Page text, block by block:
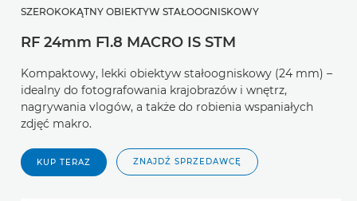
SZEROKOKĄTNY OBIEKTYW STAŁOOGNISKOWY
RF 24mm F1.8 MACRO IS STM
Kompaktowy, lekki obiektyw stałoogniskowy (24 mm) –
idealny do fotografowania krajobrazów i wnętrz,
nagrywania vlogów, a także do robienia wspaniałych
zdjęć makro.
KUP TERAZ ZNAJDŹ SPRZEDAWCĘ